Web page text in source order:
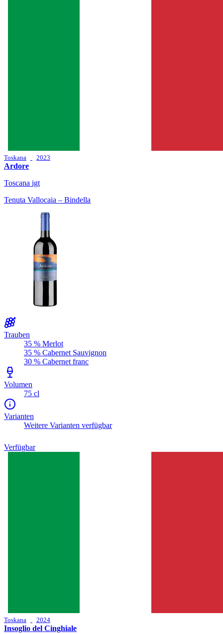
Toskana 2023
Ardore
Toscana igt
Tenuta Vallocaia – Bindella
Trauben
35 % Merlot
35 % Cabernet Sauvignon
30 % Cabernet franc
Volumen
75 cl
Varianten
Weitere Varianten verfügbar
Verfügbar
Toskana 2024
Insoglio del Cinghiale